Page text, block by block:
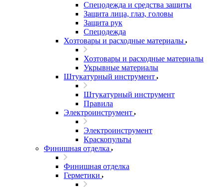
Спецодежда и средства защиты
Защита лица, глаз, головы
Защита рук
Спецодежда
Хозтовары и расходные материалы
Хозтовары и расходные материалы
Укрывные материалы
Штукатурный инструмент
Штукатурный инструмент
Правила
Электроинструмент
Электроинструмент
Краскопульты
Финишная отделка
Финишная отделка
Герметики